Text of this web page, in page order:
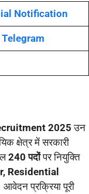
Notification
Telegram
2025 उन
क्षेत्र में सरकारी
240 पदोंपर नियुक्ति
Residential
प्रक्रिया पूरी